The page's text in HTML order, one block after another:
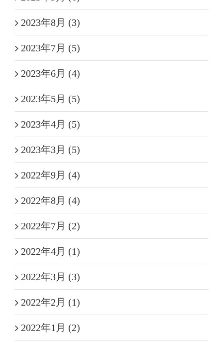
2023年8月 (3)
2023年7月 (5)
2023年6月 (4)
2023年5月 (5)
2023年4月 (5)
2023年3月 (5)
2022年9月 (4)
2022年8月 (4)
2022年7月 (2)
2022年4月 (1)
2022年3月 (3)
2022年2月 (1)
2022年1月 (2)